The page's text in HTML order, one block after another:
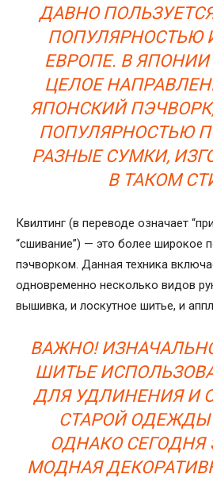
ДАВНО
ПОПУЛЯРНОСТЬЮ
ЕВРОПЕ. В
ЦЕЛОЕ
ЯПОНСКИЙ
ПОПУЛЯРНОСТЬЮ
РАЗНЫЕ СУМКИ,
В ТАКОМ
Квилтинг (в переводе означает
“сшивание”) — это более широкое
пэчворком. Данная техника
одновременно несколько видов
вышивка, и лоскутное шитье, и
ВАЖНО!
ШИТЬЕ
ДЛЯ УДЛИНЕНИЯ И
СТАРОЙ ОДЕЖДЫ
ОДНАКО СЕГОДНЯ
МОДНАЯ